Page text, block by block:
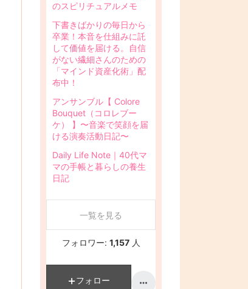
のスピリチュアルメモ
下書きばかりの毎日から
卒業！本音を仕組みに託
して価値を届ける。自信
がない繊細さんのための
「マインド資産化術」配
布中！
アンサンブル【 Colore
Bouquet（コロレブー
ケ） 】〜音楽で笑顔を届
ける演奏活動日記〜
Daily Life Note｜40代マ
マの手帳と暮らしの養生
日記
一覧を見る
フォロワー: 1,157 人
フォロー